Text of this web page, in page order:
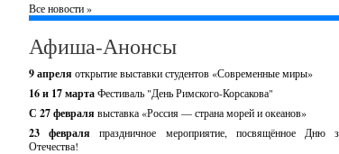
Все новости »
Афиша-Анонсы
9 апреля открытие выставки студентов «Современные миры»
16 и 17 мартаФестиваль "День Римского-Корсакова"
С 27 февраля выставка «Россия — страна морей и океанов»
23 февраляпраздничное мероприятие, посвящённое Дню
Отечества!